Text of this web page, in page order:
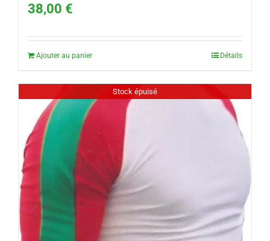
38,00 €
Ajouter au panier Détails
Stock épuisé